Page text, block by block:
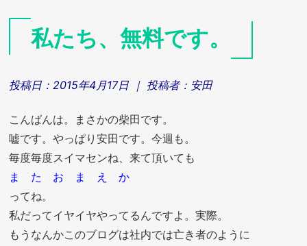
私たち、無料です。
投稿日：2015年4月17日 ｜ 投稿者： 安田
こんばんは。まさかの柴田です。
嘘です。やっぱり安田です。今週も。
毎度毎度スイマセンね、来て頂いても
ま た お ま え か
ってね。
私だってイヤイヤやってるんですよ。実際。
もうなんかこのブログは社内では亡き者のように